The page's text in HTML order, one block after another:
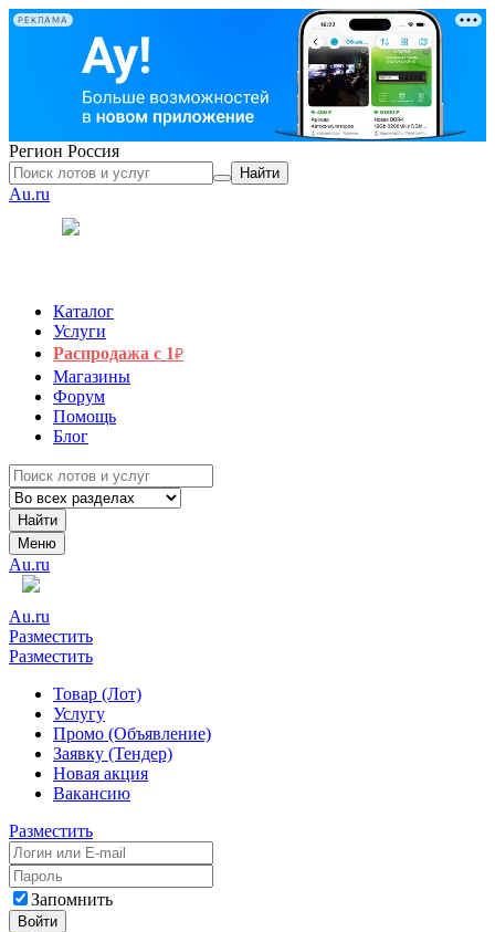
РЕКЛАМА
Регион Россия
Найти
Au.ru
Каталог
Услуги
Распродажа с 1₽
Магазины
Форум
Помощь
Блог
Найти
Меню
Au.ru
Au.ru
Разместить
Разместить
Товар (Лот)
Услугу
Промо (Объявление)
Заявку (Тендер)
Новая акция
Вакансию
Разместить
Запомнить
Войти